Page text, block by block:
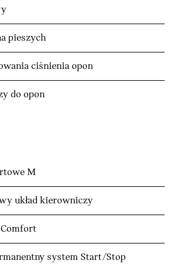
pieszych
ciśnienia opon
do opon
M
układ kierowniczy
system Start/Stop